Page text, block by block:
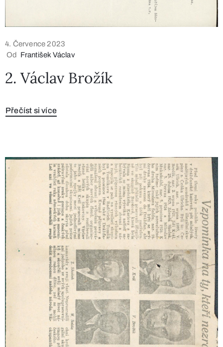
4. Července 2023
Od
František Václav
2. Václav Brožík
Přečíst si více